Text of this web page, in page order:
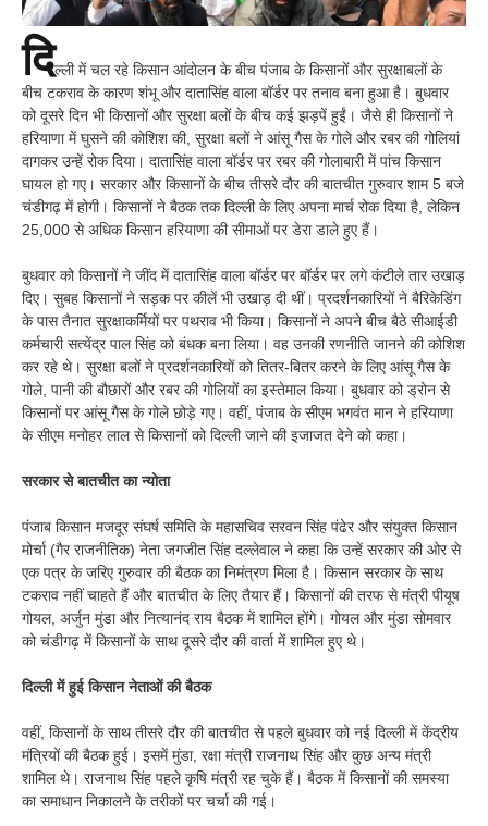
दिल्ली में चल रहे किसान आंदोलन के बीच पंजाब के किसानों और सुरक्षाबलों के
बीच टकराव के कारण शंभू और दातासिंह वाला बॉर्डर पर तनाव बना हुआ है। बुधवार
को दूसरे दिन भी किसानों और सुरक्षा बलों के बीच कई झड़पें हुईं। जैसे ही किसानों ने
हरियाणा में घुसने की कोशिश की, सुरक्षा बलों ने आंसू गैस के गोले और रबर की गोलियां
दागकर उन्हें रोक दिया। दातासिंह वाला बॉर्डर पर रबर की गोलाबारी में पांच किसान
घायल हो गए। सरकार और किसानों के बीच तीसरे दौर की बातचीत गुरुवार शाम 5 बजे
चंडीगढ़ में होगी। किसानों ने बैठक तक दिल्ली के लिए अपना मार्च रोक दिया है, लेकिन
25,000 से अधिक किसान हरियाणा की सीमाओं पर डेरा डाले हुए हैं।
बुधवार को किसानों ने जींद में दातासिंह वाला बॉर्डर पर बॉर्डर पर लगे कंटीले तार उखाड़
दिए। सुबह किसानों ने सड़क पर कीलें भी उखाड़ दी थीं। प्रदर्शनकारियों ने बैरिकेडिंग
के पास तैनात सुरक्षाकर्मियों पर पथराव भी किया। किसानों ने अपने बीच बैठे सीआईडी
कर्मचारी सत्येंद्र पाल सिंह को बंधक बना लिया। वह उनकी रणनीति जानने की कोशिश
कर रहे थे। सुरक्षा बलों ने प्रदर्शनकारियों को तितर-बितर करने के लिए आंसू गैस के
गोले, पानी की बौछारों और रबर की गोलियों का इस्तेमाल किया। बुधवार को ड्रोन से
किसानों पर आंसू गैस के गोले छोड़े गए। वहीं, पंजाब के सीएम भगवंत मान ने हरियाणा
के सीएम मनोहर लाल से किसानों को दिल्ली जाने की इजाजत देने को कहा।
सरकार से बातचीत का न्योता
पंजाब किसान मजदूर संघर्ष समिति के महासचिव सरवन सिंह पंढेर और संयुक्त किसान
मोर्चा (गैर राजनीतिक) नेता जगजीत सिंह दल्लेवाल ने कहा कि उन्हें सरकार की ओर से
एक पत्र के जरिए गुरुवार की बैठक का निमंत्रण मिला है। किसान सरकार के साथ
टकराव नहीं चाहते हैं और बातचीत के लिए तैयार हैं। किसानों की तरफ से मंत्री पीयूष
गोयल, अर्जुन मुंडा और नित्यानंद राय बैठक में शामिल होंगे। गोयल और मुंडा सोमवार
को चंडीगढ़ में किसानों के साथ दूसरे दौर की वार्ता में शामिल हुए थे।
दिल्ली में हुई किसान नेताओं की बैठक
वहीं, किसानों के साथ तीसरे दौर की बातचीत से पहले बुधवार को नई दिल्ली में केंद्रीय
मंत्रियों की बैठक हुई। इसमें मुंडा, रक्षा मंत्री राजनाथ सिंह और कुछ अन्य मंत्री
शामिल थे। राजनाथ सिंह पहले कृषि मंत्री रह चुके हैं। बैठक में किसानों की समस्या
का समाधान निकालने के तरीकों पर चर्चा की गई।